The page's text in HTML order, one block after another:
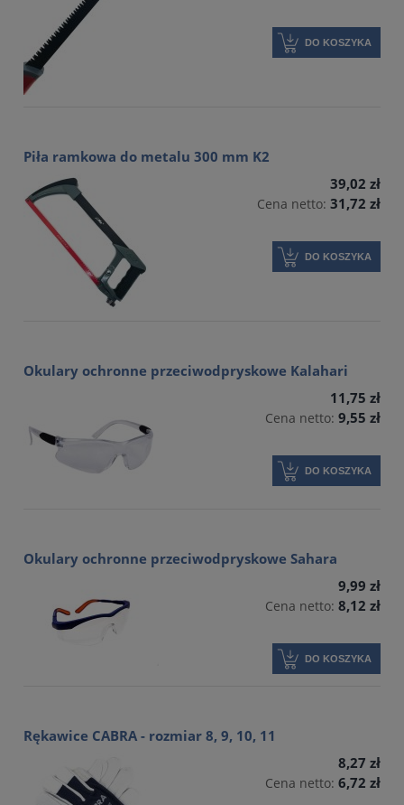
DO KOSZYKA
Piła ramkowa do metalu 300 mm K2
39,02 zł
Cena netto: 31,72 zł
DO KOSZYKA
Okulary ochronne przeciwodpryskowe Kalahari
11,75 zł
Cena netto: 9,55 zł
DO KOSZYKA
Okulary ochronne przeciwodpryskowe Sahara
9,99 zł
Cena netto: 8,12 zł
DO KOSZYKA
Rękawice CABRA - rozmiar 8, 9, 10, 11
8,27 zł
Cena netto: 6,72 zł